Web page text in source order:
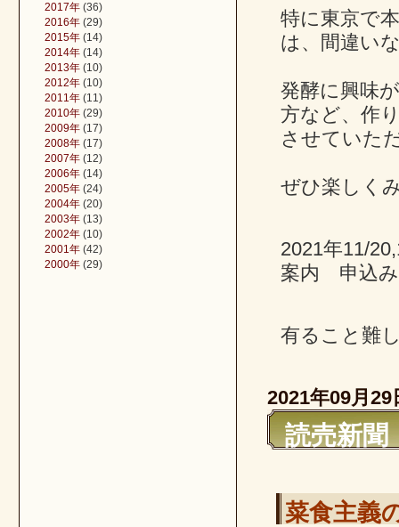
特に東京で
は、間違い
発酵に興味
方など、作
させていた
ぜひ楽しく
2021年11/
案内 申込み
有ること難
2021年09月29
読売新聞
菜食主義
2017年 (36)
2016年 (29)
2015年 (14)
2014年 (14)
2013年 (10)
2012年 (10)
2011年 (11)
2010年 (29)
2009年 (17)
2008年 (17)
2007年 (12)
2006年 (14)
2005年 (24)
2004年 (20)
2003年 (13)
2002年 (10)
2001年 (42)
2000年 (29)